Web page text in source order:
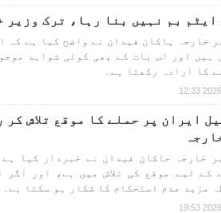
ایٹم بم نہیں بنا رہا، ترک وزیر
خارجہ ہاکان فیدان نے واضح کیا ہے کہ
ہیں اور اس بات کے بھی کوئی شواہد
کا ارادہ رکھتا ہے۔
2026-
ایران پر حملے کا موقع تلاش کر
خارجہ حاکان فیدان نے خبردار کیا
کے لیے موقع کی تلاش میں ہے، اور
مزید عدم استحکام کا شکار ہو سکتا ہے۔
2026-